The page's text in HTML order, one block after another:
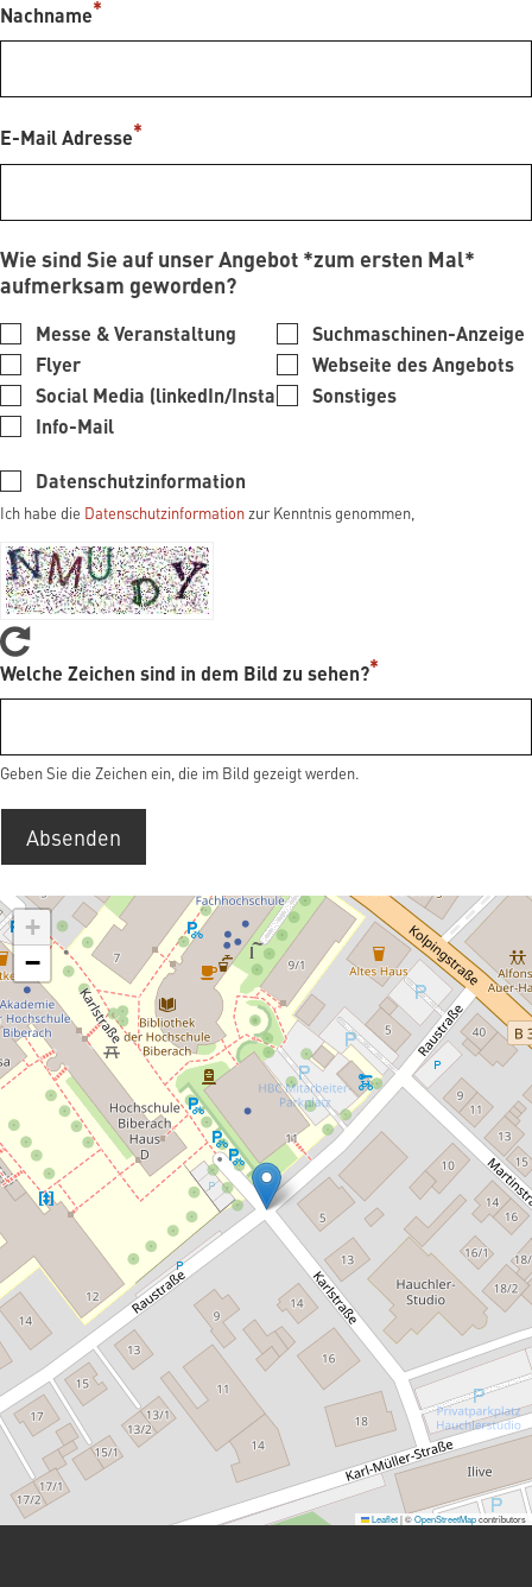
Nachname
E-Mail Adresse
Wie sind Sie auf unser Angebot *zum ersten Mal*
aufmerksam geworden?
Messe & Veranstaltung
Flyer
Social Media (linkedIn/Insta)
Info-Mail
Suchmaschinen-Anzeige
Webseite des Angebots
Sonstiges
Datenschutzinformation
Ich habe die Datenschutzinformationzur Kenntnis genommen,
Welche Zeichen sind in dem Bild zu sehen?
Geben Sie die Zeichen ein, die im Bild gezeigt werden.
Absenden
+
−
Leaflet|©OpenStreetMapcontributors